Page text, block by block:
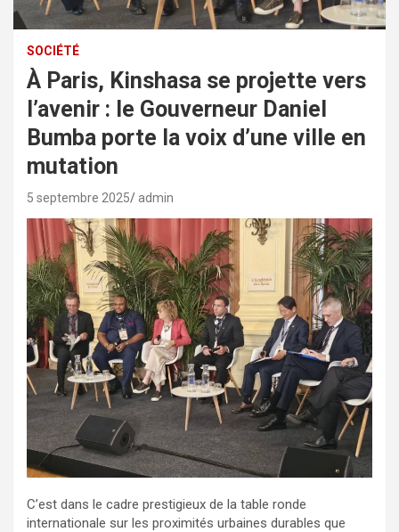
SOCIÉTÉ
À Paris, Kinshasa se projette vers
l’avenir : le Gouverneur Daniel
Bumba porte la voix d’une ville en
mutation
5 septembre 2025 admin
C’est dans le cadre prestigieux de la table ronde
internationale sur les proximités urbaines durables que